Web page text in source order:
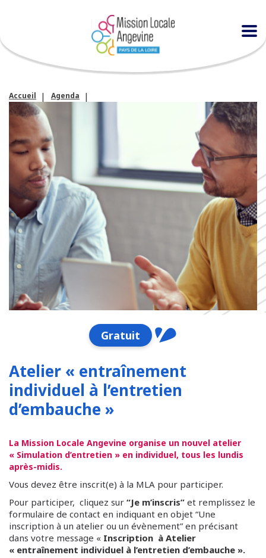
Accueil
Agenda
Atelier « entraînement individuel à l’entretien d’embauche »
Gratuit
Atelier « entraînement
individuel à l’entretien
d’embauche »
La Mission Locale Angevine organise un nouvel atelier
« Simulation d’entretien » en individuel, tous les lundis
après-midis.
Vous devez être inscrit(e) à la MLA pour participer.
Pour participer, cliquez sur “Je m’inscris” et remplissez le
formulaire de contact en indiquant en objet “Une
inscription à un atelier ou un évènement” en précisant
dans votre message « Inscription à Atelier
« entraînement individuel à l’entretien d’embauche ».